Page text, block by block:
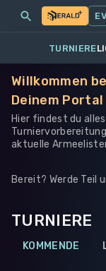
TURNIERE
Willkommen
Deinem
Hier findest du
aktuelle
Bereit? Werde Teil
TURNIERE
KOMMENDE